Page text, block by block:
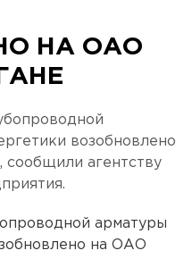
НА ОАО
возобновлено
агентству
арматуры
на ОАО